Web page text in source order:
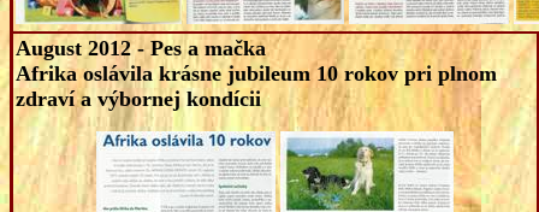
August 2012 - Pes a mačka
Afrika oslávila krásne jubileum 10 rokov pri plnom
zdraví a výbornej kondícii